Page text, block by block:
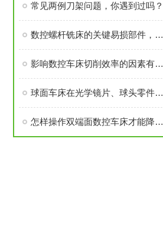
常见两例刀架问题，你遇到过吗？
数控螺杆铣床的关键易损部件，你知道几个？
影响数控车床切削效率的因素有哪些呢？
球面车床在光学镜片、球头零件加工中的应用
怎样操作双端面数控车床才能降低难度？